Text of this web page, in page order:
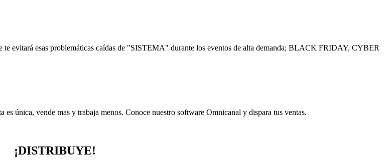
evitará esas problemáticas caídas de "SISTEMA" durante los eventos de alta demanda; BLACK FRIDAY, CYBER
única, vende mas y trabaja menos. Conoce nuestro software Omnicanal y dispara tus ventas.
¡DISTRIBUYE!